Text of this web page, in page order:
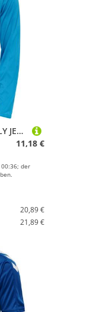
Hummel hmlCORE XK POLY JERSEY L/S - BLUE DANUBE - XL
11,18 €
der
20,89 €
21,89 €